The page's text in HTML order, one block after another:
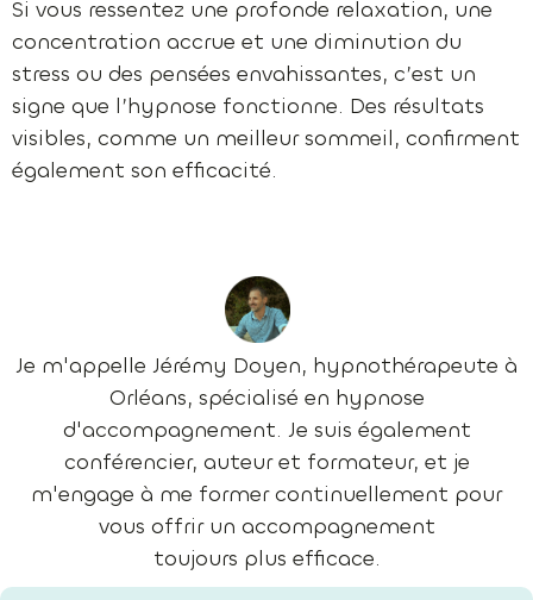
Si vous ressentez une profonde relaxation, une
concentration accrue et une diminution du
stress ou des pensées envahissantes, c’est un
signe que l’hypnose fonctionne. Des résultats
visibles, comme un meilleur sommeil, confirment
également son efficacité.
Je m'appelle Jérémy Doyen, hypnothérapeute à
Orléans, spécialisé en hypnose
d'accompagnement. Je suis également
conférencier, auteur et formateur, et je
m'engage à me former continuellement pour
vous offrir un accompagnement
toujours plus efficace.